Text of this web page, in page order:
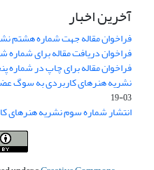
آخرین اخبار
فراخوان مقاله جهت شماره هشتم
فراخوان دریافت مقاله برای
فراخوان مقاله برای چاپ در شماره
نشریه هنرهای کاربردی به سوگ
03-19
انتشار شماره سوم نشریه هنرهای